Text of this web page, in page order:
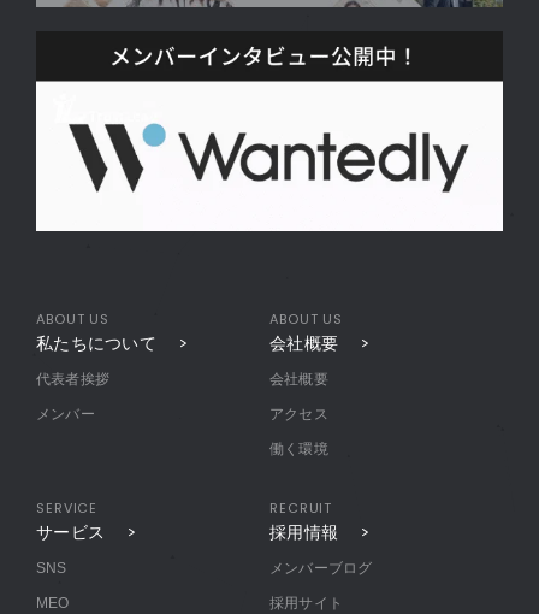
ABOUT US
私たちについて
代表者挨拶
メンバー
ABOUT US
会社概要
会社概要
アクセス
働く環境
SERVICE
サービス
SNS
MEO
RECRUIT
採用情報
メンバーブログ
採用サイト